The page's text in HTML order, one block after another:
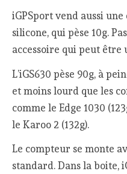
iGPSport vend aussi
silicone, qui pèse 10g.
accessoire qui peut être
L’iGS630 pèse 90g, à
et moins lourd que les
comme le Edge 1030
le Karoo 2 (132g).
Le compteur se monte
standard. Dans la boite,